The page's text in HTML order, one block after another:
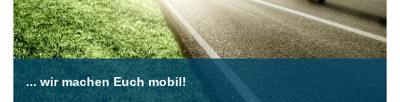
... wir machen Euch mobil!